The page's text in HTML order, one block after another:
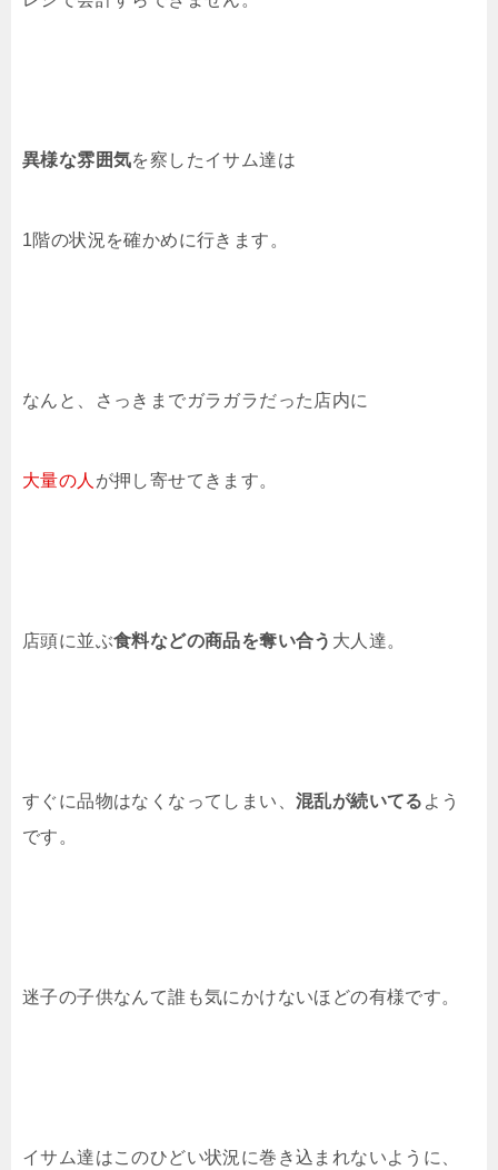
異様な雰囲気を察したイサム達は
1階の状況を確かめに行きます。
なんと、さっきまでガラガラだった店内に
大量の人 が押し寄せてきます。
店頭に並ぶ食料などの商品を奪い合う 大人達。
すぐに品物はなくなってしまい、 混乱が続いてる よう
です。
迷子の子供なんて誰も気にかけないほどの有様です。
イサム達はこのひどい状況に巻き込まれないように、